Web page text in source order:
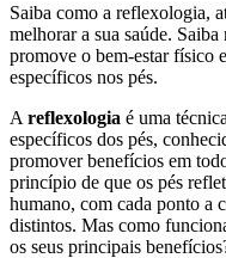
Saiba como a reflexologia,
melhorar a sua saúde.
promove o bem-estar físico
específicos nos pés.
A reflexologia é uma
específicos dos pés,
promover benefícios em
princípio de que os pés
humano, com cada ponto a
distintos. Mas como
os seus principais